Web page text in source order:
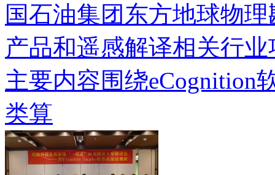
国石油集团东方地球物
产品和遥感解译相关行
主要内容围绕eCognition
类算